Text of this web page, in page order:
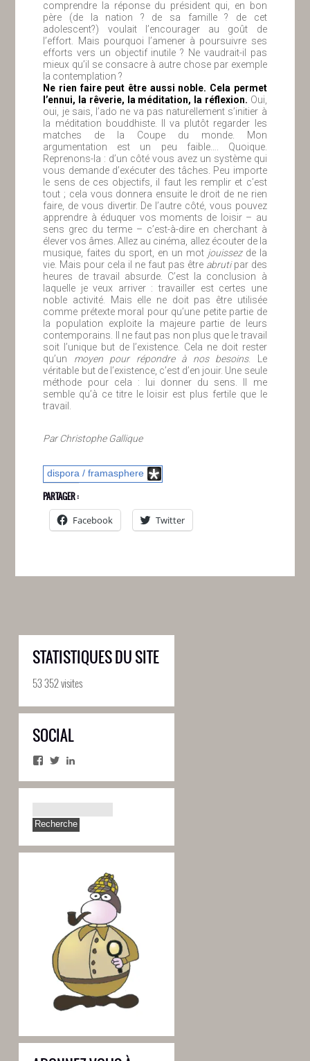
comprendre la réponse du président qui, en bon
père (de la nation ? de sa famille ? de cet
adolescent?) voulait l’encourager au goût de
l’effort. Mais pourquoi l’amener à poursuivre ses
efforts vers un objectif inutile ? Ne vaudrait-il pas
mieux qu’il se consacre à autre chose par exemple
la contemplation ?
Ne rien faire peut être aussi noble. Cela permet
l’ennui, la rêverie, la méditation, la réflexion. Oui,
oui, je sais, l’ado ne va pas naturellement s’initier à
la méditation bouddhiste. Il va plutôt regarder les
matches de la Coupe du monde. Mon
argumentation est un peu faible…. Quoique.
Reprenons-la : d’un côté vous avez un système qui
vous demande d’exécuter des tâches. Peu importe
le sens de ces objectifs, il faut les remplir et c’est
tout ; cela vous donnera ensuite le droit de ne rien
faire, de vous divertir. De l’autre côté, vous pouvez
apprendre à éduquer vos moments de loisir – au
sens grec du terme – c’est-à-dire en cherchant à
élever vos âmes. Allez au cinéma, allez écouter de la
musique, faites du sport, en un mot jouissezde la
vie. Mais pour cela il ne faut pas être abrutipar des
heures de travail absurde. C’est la conclusion à
laquelle je veux arriver : travailler est certes une
noble activité. Mais elle ne doit pas être utilisée
comme prétexte moral pour qu’une petite partie de
la population exploite la majeure partie de leurs
contemporains. Il ne faut pas non plus que le travail
soit l’unique but de l’existence. Cela ne doit rester
qu’un moyen pour répondre à nos besoins. Le
véritable but de l’existence, c’est d’en jouir. Une seule
méthode pour cela : lui donner du sens. Il me
semble qu’à ce titre le loisir est plus fertile que le
travail.
Par Christophe Gallique
dispora / framasphere
PARTAGER :
Facebook
Twitter
STATISTIQUES DU SITE
53 352 visites
SOCIAL
Facebook
Twitter